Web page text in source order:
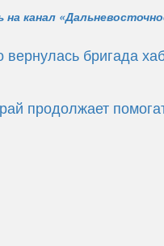
канал
бригада
продолжает